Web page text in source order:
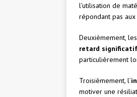
l’utilisation de
répondant pas
Deuxièmement, les
retard significatif
particulièrement
Troisièmement, l’
motiver une